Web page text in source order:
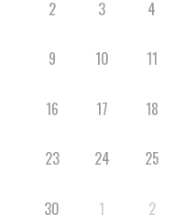
2 3 4
9 10 11
16 17 18
23 24 25
30 1 2